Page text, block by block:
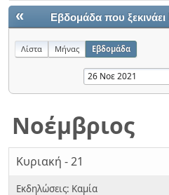
« Εβδομάδα που
Λίστα Μήνας Εβδομάδα
Νοέμβριος
Κυριακή - 21